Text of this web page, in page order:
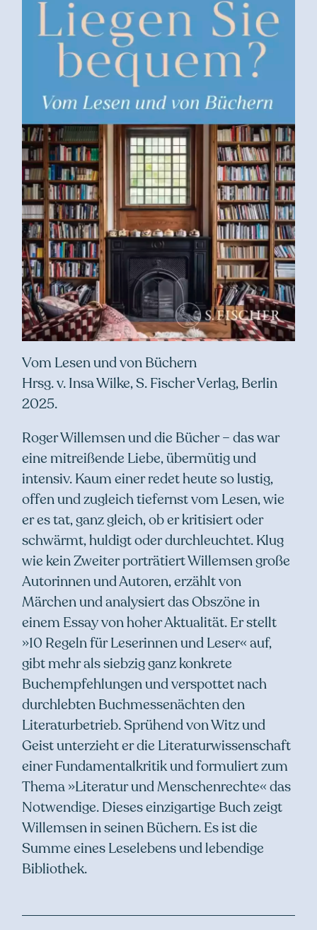
Vom Lesen und von Büchern
Hrsg. v. Insa Wilke, S. Fischer Verlag, Berlin
2025.
Roger Willemsen und die Bücher – das war
eine mitreißende Liebe, übermütig und
intensiv. Kaum einer redet heute so lustig,
offen und zugleich tiefernst vom Lesen, wie
er es tat, ganz gleich, ob er kritisiert oder
schwärmt, huldigt oder durchleuchtet. Klug
wie kein Zweiter porträtiert Willemsen große
Autorinnen und Autoren, erzählt von
Märchen und analysiert das Obszöne in
einem Essay von hoher Aktualität. Er stellt
»10 Regeln für Leserinnen und Leser« auf,
gibt mehr als siebzig ganz konkrete
Buchempfehlungen und verspottet nach
durchlebten Buchmessenächten den
Literaturbetrieb. Sprühend von Witz und
Geist unterzieht er die Literaturwissenschaft
einer Fundamentalkritik und formuliert zum
Thema »Literatur und Menschenrechte« das
Notwendige. Dieses einzigartige Buch zeigt
Willemsen in seinen Büchern. Es ist die
Summe eines Leselebens und lebendige
Bibliothek.